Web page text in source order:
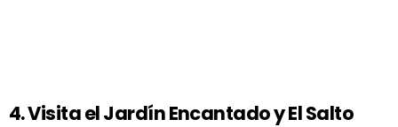
4. Visita el Jardín Encantado y El Salto